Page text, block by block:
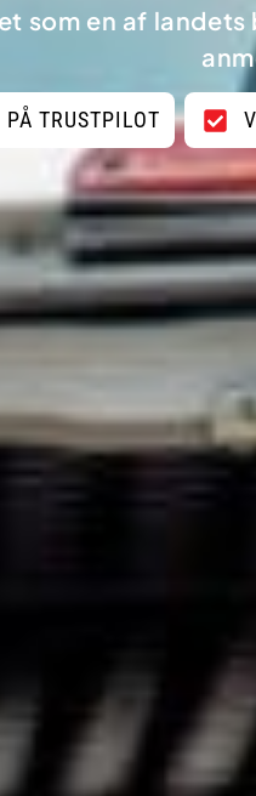
som en af
TRUSTPILOT